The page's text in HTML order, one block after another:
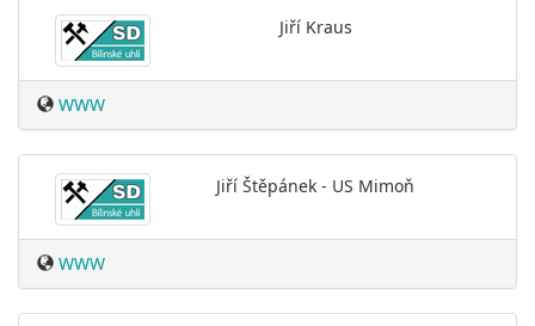
Jiří Kraus
WWW
Jiří Štěpánek - US Mimoň
WWW